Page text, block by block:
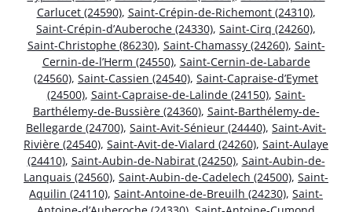
Carlucet (24590), Saint-Crépin-de-Richemont (24310),
Saint-Crépin-d’Auberoche (24330), Saint-Cirq (24260),
Saint-Christophe (86230), Saint-Chamassy (24260), Saint-
Cernin-de-l’Herm (24550), Saint-Cernin-de-Labarde
(24560), Saint-Cassien (24540), Saint-Capraise-d’Eymet
(24500), Saint-Capraise-de-Lalinde (24150), Saint-
Barthélemy-de-Bussière (24360), Saint-Barthélemy-de-
Bellegarde (24700), Saint-Avit-Sénieur (24440), Saint-Avit-
Rivière (24540), Saint-Avit-de-Vialard (24260), Saint-Aulaye
(24410), Saint-Aubin-de-Nabirat (24250), Saint-Aubin-de-
Lanquais (24560), Saint-Aubin-de-Cadelech (24500), Saint-
Aquilin (24110), Saint-Antoine-de-Breuilh (24230), Saint-